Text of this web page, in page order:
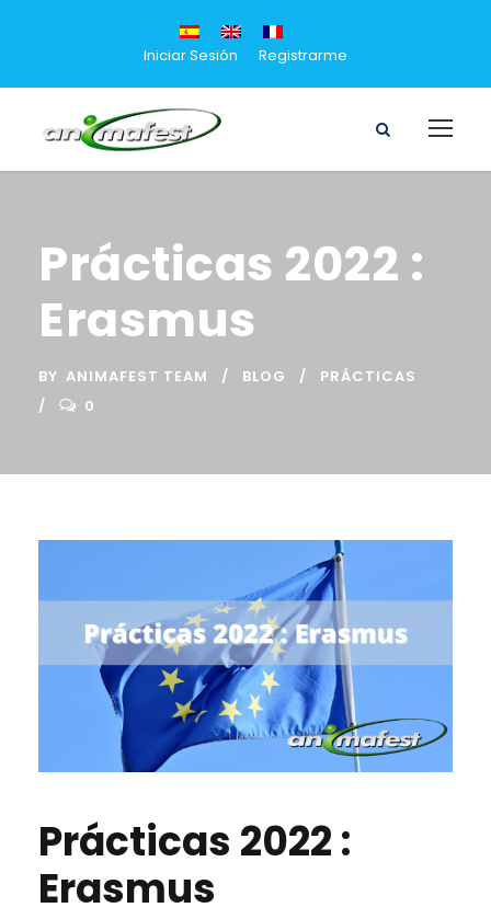
Iniciar Sesión Registrarme
Prácticas 2022 :
Erasmus
BY ANIMAFEST TEAM BLOG
PRÁCTICAS
0
Prácticas 2022 :
Erasmus